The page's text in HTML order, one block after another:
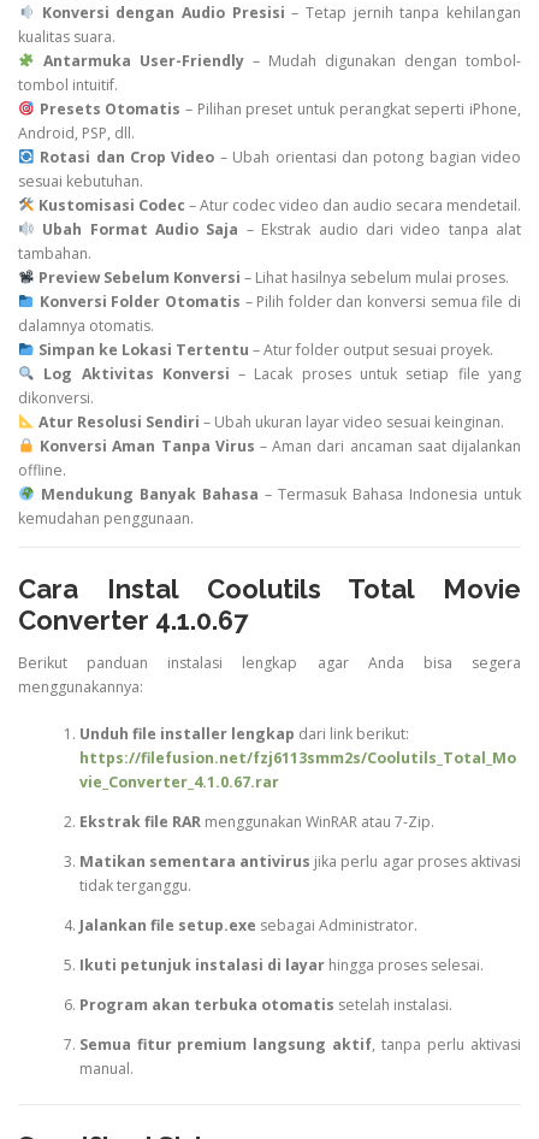
Konversi dengan Audio Presisi – Tetap jernih tanpa kehilangan
kualitas suara.
Antarmuka User-Friendly– Mudah digunakan dengan tombol-
tombol intuitif.
Presets Otomatis – Pilihan preset untuk perangkat seperti iPhone,
Android, PSP, dll.
Rotasi dan Crop Video – Ubah orientasi dan potong bagian video
sesuai kebutuhan.
Kustomisasi Codec – Atur codec video dan audio secara mendetail.
Ubah Format Audio Saja – Ekstrak audio dari video tanpa alat
tambahan.
Preview Sebelum Konversi – Lihat hasilnya sebelum mulai proses.
Konversi Folder Otomatis – Pilih folder dan konversi semua file di
dalamnya otomatis.
Simpan ke Lokasi Tertentu – Atur folder output sesuai proyek.
Log Aktivitas Konversi – Lacak proses untuk setiap file yang
dikonversi.
Atur Resolusi Sendiri – Ubah ukuran layar video sesuai keinginan.
Konversi Aman Tanpa Virus – Aman dari ancaman saat dijalankan
offline.
Mendukung Banyak Bahasa – Termasuk Bahasa Indonesia untuk
kemudahan penggunaan.
Cara Instal Coolutils Total Movie
Converter 4.1.0.67
Berikut panduan instalasi lengkap agar Anda bisa segera
menggunakannya:
Unduh file installer lengkap dari link berikut:
https://filefusion.net/fzj6113smm2s/Coolutils_Total_Mo
vie_Converter_4.1.0.67.rar
Ekstrak file RARmenggunakan WinRAR atau 7-Zip.
Matikan sementara antivirus jika perlu agar proses aktivasi
tidak terganggu.
Jalankan file setup.exe sebagai Administrator.
Ikuti petunjuk instalasi di layarhingga proses selesai.
Program akan terbuka otomatis setelah instalasi.
Semua fitur premium langsung aktif, tanpa perlu aktivasi
manual.